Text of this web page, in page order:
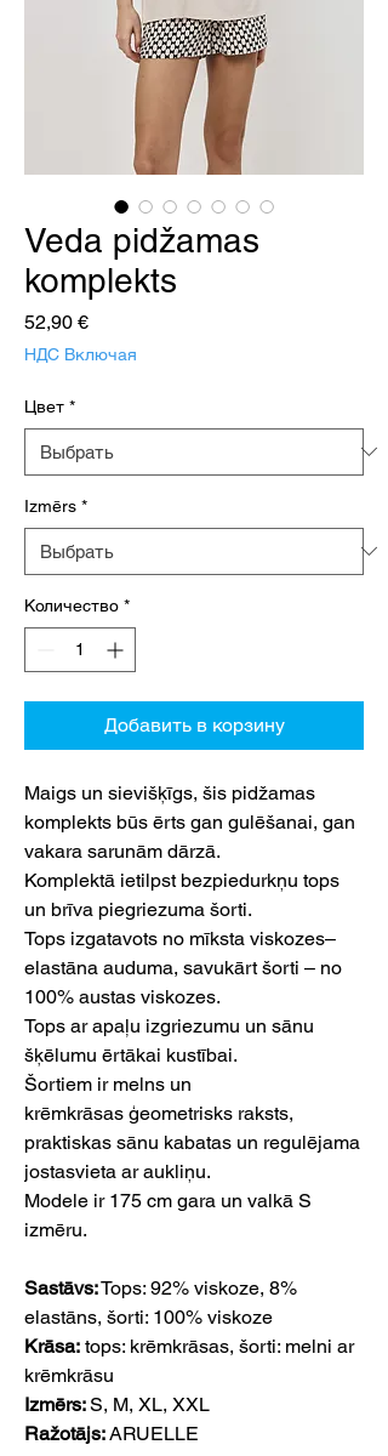
Veda pidžamas
komplekts
52,90 €Цена
НДС Включая
Цвет *
Izmērs *
Количество *
Добавить в корзину
Maigs un sievišķīgs, šis pidžamas
komplekts būs ērts gan gulēšanai, gan
vakara sarunām dārzā.
Komplektā ietilpst bezpiedurkņu tops
un brīva piegriezuma šorti.
Tops izgatavots no mīksta viskozes–
elastāna auduma, savukārt šorti – no
100% austas viskozes.
Tops ar apaļu izgriezumu un sānu
šķēlumu ērtākai kustībai.
Šortiem ir melns un
krēmkrāsas ģeometrisks raksts,
praktiskas sānu kabatas un regulējama
jostasvieta ar aukliņu.
Modele ir 175 cm gara un valkā S
izmēru.
Sastāvs:Tops: 92% viskoze, 8%
elastāns, šorti: 100% viskoze
Krāsa: tops: krēmkrāsas, šorti: melni ar
krēmkrāsu
Izmērs:S, M, XL, XXL
Ražotājs:ARUELLE